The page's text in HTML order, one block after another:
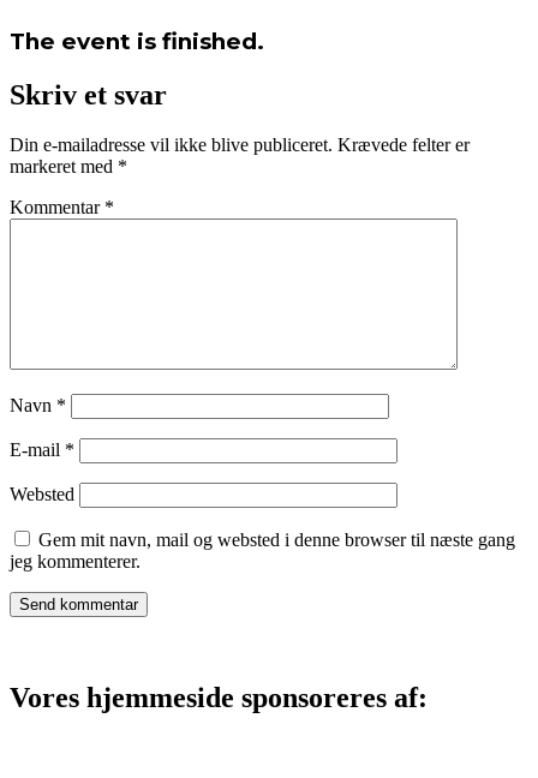
The event is finished.
Skriv et svar
Din e-mailadresse vil ikke blive publiceret. Krævede felter er
markeret med *
Kommentar *
Navn *
E-mail *
Websted
Gem mit navn, mail og websted i denne browser til næste gang
jeg kommenterer.
Vores hjemmeside sponsoreres af: